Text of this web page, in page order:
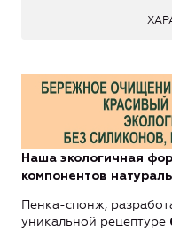
Наша экологичная
компонентов
Пенка-спонж,
уникальной рецептуре